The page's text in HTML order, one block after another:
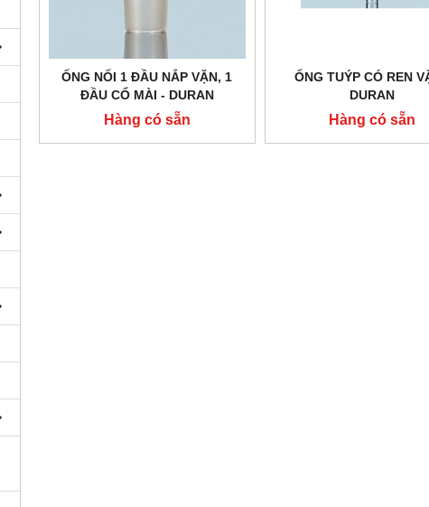
ỐNG NỐI 1 ĐẦU NẮP VẶN, 1
ĐẦU CỔ MÀI - DURAN
Hàng có sẵn
ỐNG TUÝP CÓ REN
DURAN
Hàng có sẵn